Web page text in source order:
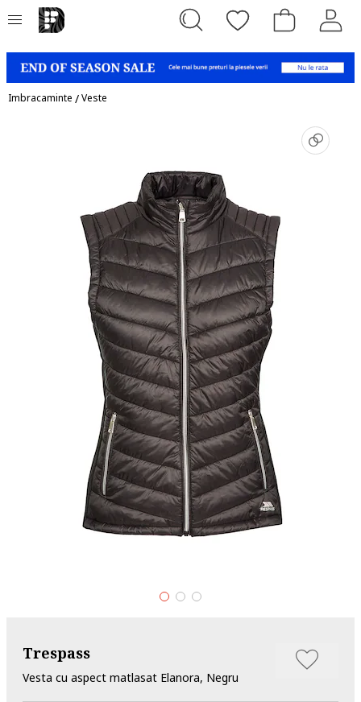
Imbracaminte /Veste
Trespass
Vesta cu aspect matlasat Elanora, Negru